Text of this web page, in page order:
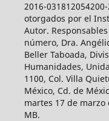
2016-
otorgados por el
Autor.
número, Dra.
Beller Taboada,
Humanidades,
1100, Col. Villa
México, Cd. de
martes 17 de marzo
MB.